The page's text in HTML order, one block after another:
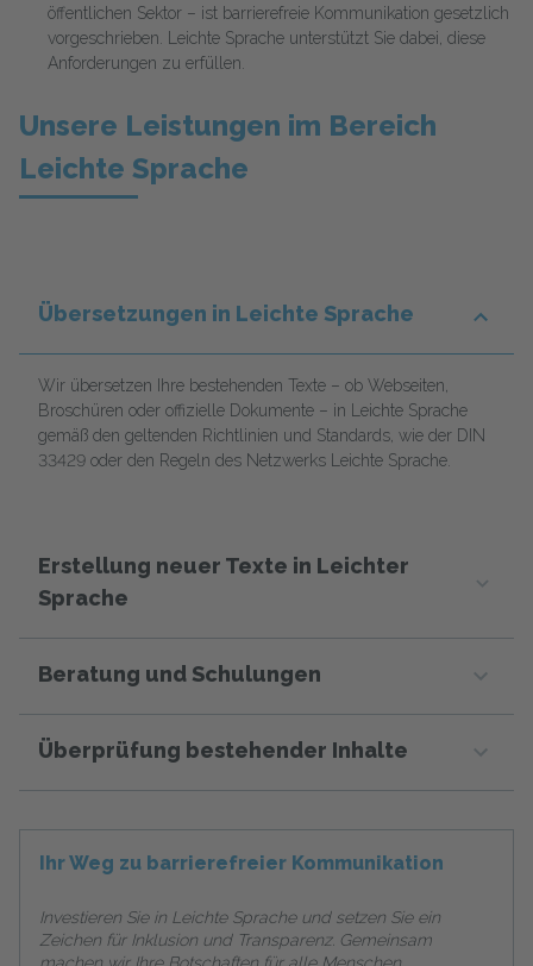
öffentlichen Sektor – ist barrierefreie Kommunikation gesetzlich
vorgeschrieben. Leichte Sprache unterstützt Sie dabei, diese
Anforderungen zu erfüllen.
Unsere Leistungen im Bereich
Leichte Sprache
Übersetzungen in Leichte Sprache
Wir übersetzen Ihre bestehenden Texte – ob Webseiten,
Broschüren oder offizielle Dokumente – in Leichte Sprache
gemäß den geltenden Richtlinien und Standards, wie der DIN
33429 oder den Regeln des Netzwerks Leichte Sprache.
Erstellung neuer Texte in Leichter
Sprache
Beratung und Schulungen
Überprüfung bestehender Inhalte
Ihr Weg zu barrierefreier Kommunikation
Investieren Sie in Leichte Sprache und setzen Sie ein
Zeichen für Inklusion und Transparenz. Gemeinsam